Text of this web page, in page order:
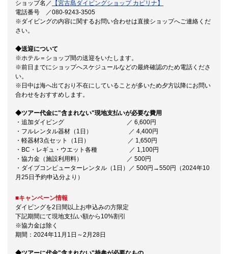
ショップ名／
【宮古島ダイビングショップ カピリナ】
電話番号 ／080-9243-3505
※ダイビングの内容に関するお問い合わせは直接ショップへご連絡くだ
さい。
◆送迎について
※ホテル＝ショップ間の送迎をいたします。
※前日までにショップへスケジュールなどの最終確認のため電話くださ
い。
※日中は海へ出ており不在にしていることが多いため夕方以降にお問い
合わせをおすすめします。
◆ツアー代金に"含まれない"現地支払いが必要な費用
・追加ダイビング ／ 6,600円
・フルレンタル器材（1日） ／ 4,400円
・軽器材3点セット（1日） ／ 1,650円
・BC・レギュ・ウエット各種 ／ 1,100円
・協力金（施設利用料） ／ 500円
・ダイブコンピューターレンタル（1日）／ 500円→550円（2024年10
月25日予約申込分より）
■キャンペーン情報
ダイビングを2日間以上お申込みの方限定
下記期間にて現地支払い額から10%割引
※協力金は除く
期間：2024年11月1日～2月28日